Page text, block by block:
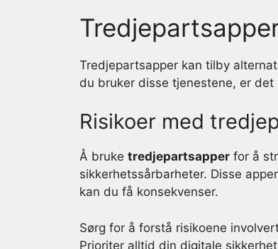
Tredjepartsapper kan tilby
du bruker disse tjenestene, er
Risikoer med
Å bruke tredjepartsapper for å
sikkerhetssårbarheter. Disse
kan du få konsekvenser.
Sørg for å forstå risikoene
Prioriter alltid din digitale